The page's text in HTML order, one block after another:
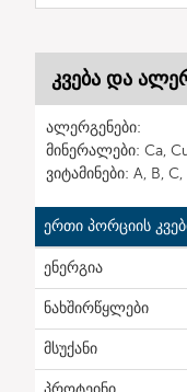
კვება და
ალერგენები:
მინერალები: Ca,
ვიტამინები: A, B, C,
ერთი პორციის
ენერგია
ნახშირწყლები
მსუქანი